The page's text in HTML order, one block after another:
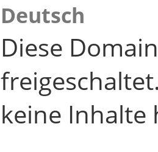
Deutsch
Diese
keine Inhalte